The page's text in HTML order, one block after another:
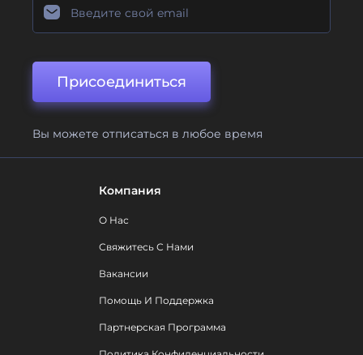
Присоединиться
Вы можете отписаться в любое время
Компания
О Нас
Свяжитесь С Нами
Вакансии
Помощь И Поддержка
Партнерская Программа